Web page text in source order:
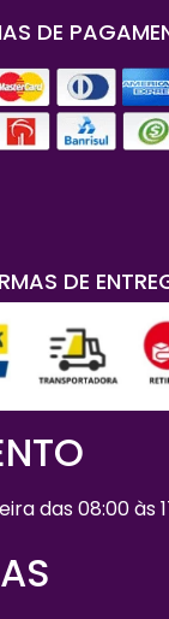
DE
DE
das 08:00 às